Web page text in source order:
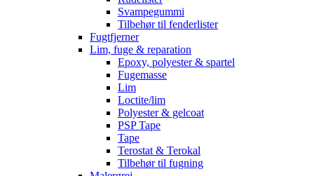
Svampegummi
Tilbehør til fenderlister
Fugtfjerner
Lim, fuge & reparation
Epoxy, polyester & spartel
Fugemasse
Lim
Loctite/lim
Polyester & gelcoat
PSP Tape
Tape
Terostat & Terokal
Tilbehør til fugning